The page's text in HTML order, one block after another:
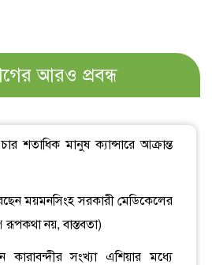
আরও প্রবন্ধ
শতাধিক মানুষ ক্যান্সারে আক্রান্ত
ময়মনসিংহ সরকারী মেডিকেলের
নয়, বাস্তবতা)
কারাবন্দীর সংখ্যা এশিয়ার মধ্যে